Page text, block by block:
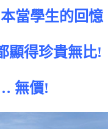
當學生的回憶
顯得珍貴無比!
無價!